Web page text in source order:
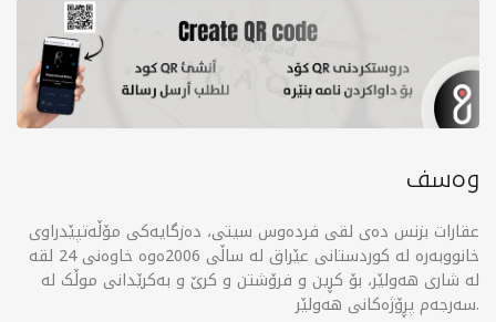
وەسف
عقارات بزنس دەی لقی فردەوس سیتی، دەزگایەکی مۆڵەتپێدراوی
خانووبەرە لە کوردستانی عێراق لە ساڵی 2006ەوە خاوەنی 24 لقە
لە شاری هەولێر، بۆ کڕین و فرۆشتن و کرێ و بەکرێدانی موڵک لە
سەرجەم پڕۆژەکانی هەولێر.